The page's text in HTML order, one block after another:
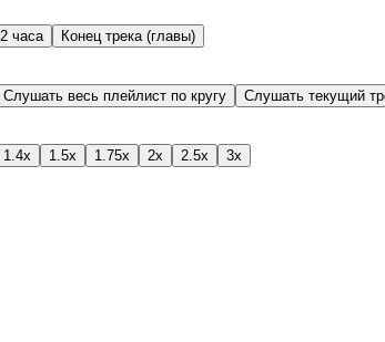
2 часа Конец трека (главы)
Слушать весь плейлист по кругу Слушать текущий
1.4x 1.5x 1.75x 2x 2.5x 3x